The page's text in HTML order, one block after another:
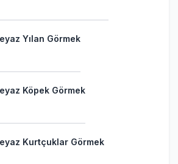
Yılan Görmek
Köpek Görmek
Kurtçuklar Görmek